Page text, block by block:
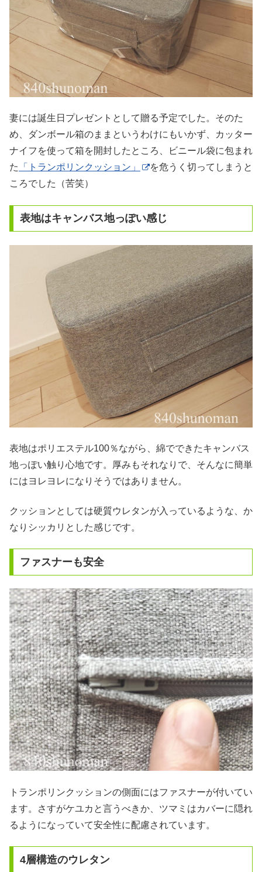
妻には誕生日プレゼントとして贈る予定でした。そのた
め、ダンボール箱のままというわけにもいかず、カッター
ナイフを使って箱を開封したところ、ビニール袋に包まれ
た
「トランポリンクッション」
を危うく切ってしまうと
ころでした（苦笑）
表地はキャンバス地っぽい感じ
表地はポリエステル100％ながら、綿でできたキャンバス
地っぽい触り心地です。厚みもそれなりで、そんなに簡単
にはヨレヨレになりそうではありません。
クッションとしては硬質ウレタンが入っているような、か
なりシッカリとした感じです。
ファスナーも安全
トランポリンクッションの側面にはファスナーが付いてい
ます。さすがケユカと言うべきか、ツマミはカバーに隠れ
るようになっていて安全性に配慮されています。
4層構造のウレタン